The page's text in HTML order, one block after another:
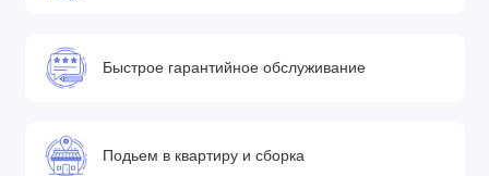
• Люлька выполнена из пластика (короб), экокожи и
бархатной ткани
• Сумка с пеленальным матрасиком
• Чехол на ножки
Быстрое гарантийное обслуживание
Подьем в квартиру и сборка